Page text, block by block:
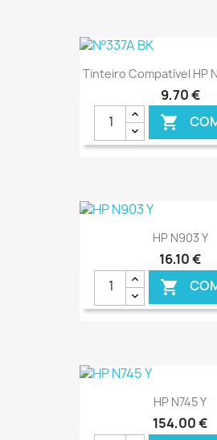
Tinteiro Compatível HP
9,70 €

HP N903 Y
16,10 €

HP N745 Y
154,00 €